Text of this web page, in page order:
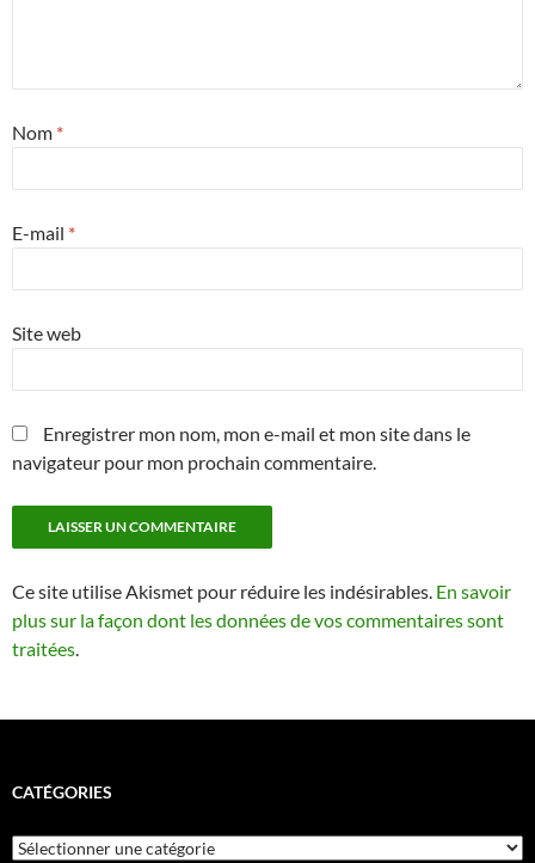
Nom *
E-mail *
Site web
Enregistrer mon nom, mon e-mail et mon site dans le
navigateur pour mon prochain commentaire.
Ce site utilise Akismet pour réduire les indésirables. En savoir
plus sur la façon dont les données de vos commentaires sont
traitées.
CATÉGORIES
Catégories